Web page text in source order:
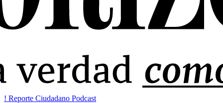
! Reporte Ciudadano Podcast